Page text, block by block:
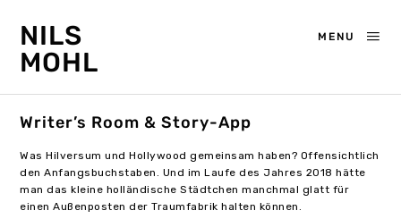
NILS
MOHL
MENU
Writer’s Room & Story-App
Was Hilversum und Hollywood gemeinsam haben? Offensichtlich
den Anfangsbuchstaben. Und im Laufe des Jahres 2018 hätte
man das kleine holländische Städtchen manchmal glatt für
einen Außenposten der Traumfabrik halten können.